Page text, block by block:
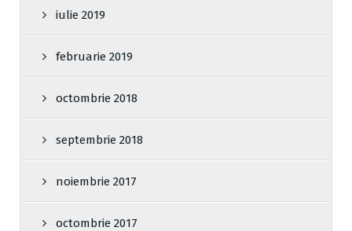
iulie 2019
februarie 2019
octombrie 2018
septembrie 2018
noiembrie 2017
octombrie 2017